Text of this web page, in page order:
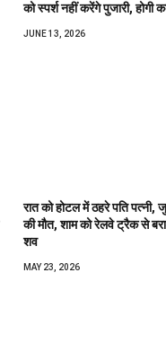
को स्पर्श नहीं करेंगे पुजारी, होगी
JUNE 13, 2026
रात को होटल में ठहरे पति पत्नी,
की मौत, शाम को रेलवे ट्रैक से
शव
MAY 23, 2026